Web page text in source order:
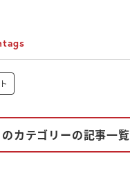
のカテゴリーの記事一覧